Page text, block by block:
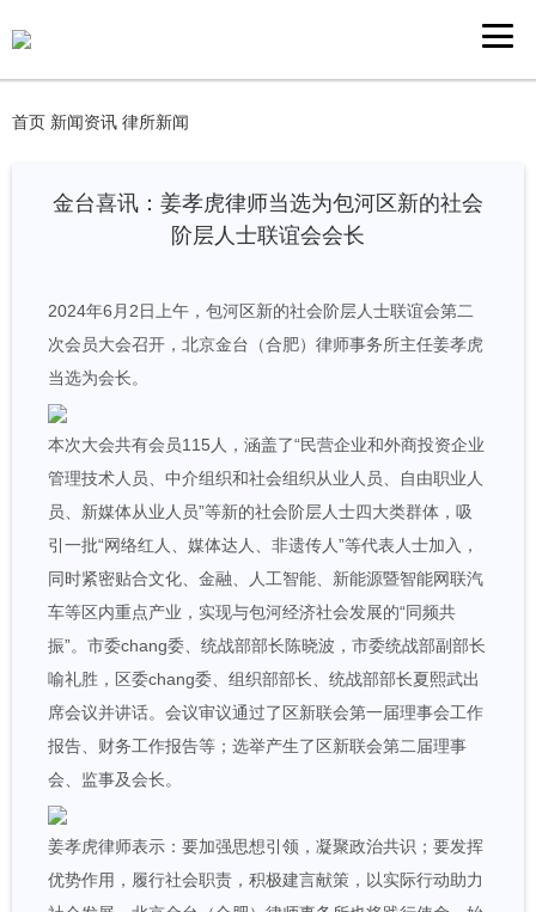
首页 新闻资讯 律所新闻
金台喜讯：姜孝虎律师当选为包河区新的社会
阶层人士联谊会会长
2024年6月2日上午，包河区新的社会阶层人士联谊会第二
次会员大会召开，北京金台（合肥）律师事务所主任姜孝虎
当选为会长。
本次大会共有会员115人，涵盖了“民营企业和外商投资企业
管理技术人员、中介组织和社会组织从业人员、自由职业人
员、新媒体从业人员”等新的社会阶层人士四大类群体，吸
引一批“网络红人、媒体达人、非遗传人”等代表人士加入，
同时紧密贴合文化、金融、人工智能、新能源暨智能网联汽
车等区内重点产业，实现与包河经济社会发展的“同频共
振”。市委chang委、统战部部长陈晓波，市委统战部副部长
喻礼胜，区委chang委、组织部部长、统战部部长夏熙武出
席会议并讲话。会议审议通过了区新联会第一届理事会工作
报告、财务工作报告等；选举产生了区新联会第二届理事
会、监事及会长。
姜孝虎律师表示：要加强思想引领，凝聚政治共识；要发挥
优势作用，履行社会职责，积极建言献策，以实际行动助力